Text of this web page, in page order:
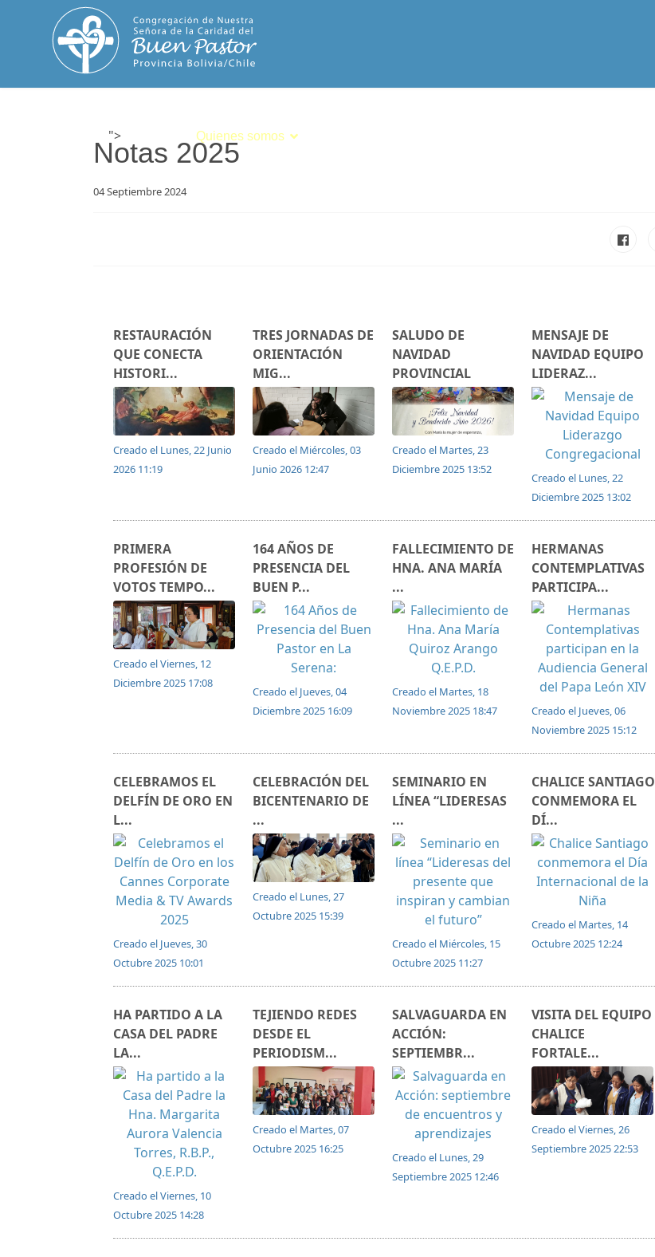
"> Quienes somos
Notas 2025
04 Septiembre 2024
RESTAURACIÓN
QUE CONECTA
HISTORI...
Creado el Lunes, 22 Junio
2026 11:19
TRES JORNADAS DE
ORIENTACIÓN
MIG...
Creado el Miércoles, 03
Junio 2026 12:47
SALUDO DE
NAVIDAD
PROVINCIAL
Creado el Martes, 23
Diciembre 2025 13:52
MENSAJE DE
NAVIDAD EQUIPO
LIDERAZ...
Creado el Lunes, 22
Diciembre 2025 13:02
PRIMERA
PROFESIÓN DE
VOTOS TEMPO...
Creado el Viernes, 12
Diciembre 2025 17:08
164 AÑOS DE
PRESENCIA DEL
BUEN P...
Creado el Jueves, 04
Diciembre 2025 16:09
FALLECIMIENTO DE
HNA. ANA MARÍA
...
Creado el Martes, 18
Noviembre 2025 18:47
HERMANAS
CONTEMPLATIVAS
PARTICIPA...
Creado el Jueves, 06
Noviembre 2025 15:12
CELEBRAMOS EL
DELFÍN DE ORO EN
L...
Creado el Jueves, 30
Octubre 2025 10:01
CELEBRACIÓN DEL
BICENTENARIO DE
...
Creado el Lunes, 27
Octubre 2025 15:39
SEMINARIO EN
LÍNEA “LIDERESAS
...
Creado el Miércoles, 15
Octubre 2025 11:27
CHALICE SANTIAGO
CONMEMORA EL
DÍ...
Creado el Martes, 14
Octubre 2025 12:24
HA PARTIDO A LA
CASA DEL PADRE
LA...
Creado el Viernes, 10
Octubre 2025 14:28
TEJIENDO REDES
DESDE EL
PERIODISM...
Creado el Martes, 07
Octubre 2025 16:25
SALVAGUARDA EN
ACCIÓN:
SEPTIEMBR...
Creado el Lunes, 29
Septiembre 2025 12:46
VISITA DEL EQUIPO
CHALICE
FORTALE...
Creado el Viernes, 26
Septiembre 2025 22:53